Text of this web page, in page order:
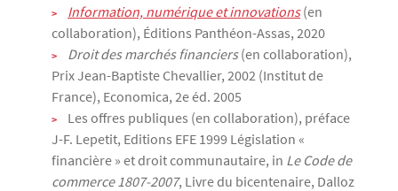
Information, numérique et innovations (en
collaboration), Éditions Panthéon-Assas, 2020
Droit des marchés financiers(en collaboration),
Prix Jean-Baptiste Chevallier, 2002 (Institut de
France), Economica, 2e éd. 2005
Les offres publiques (en collaboration), préface
J-F. Lepetit, Editions EFE 1999 Législation «
financière » et droit communautaire, in Le Code de
commerce 1807-2007, Livre du bicentenaire, Dalloz